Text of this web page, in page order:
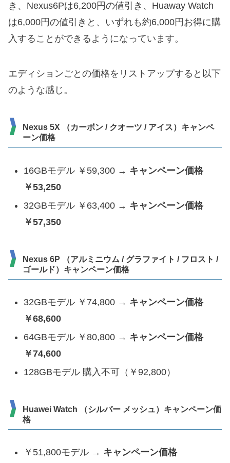
き、Nexus6Pは6,200円の値引き、Huaway Watch
は6,000円の値引きと、いずれも約6,000円お得に購
入することができるようになっています。
エディションごとの価格をリストアップすると以下
のような感じ。
Nexus 5X （カーボン / クオーツ / アイス）キャンペ
ーン価格
16GBモデル ￥59,300 → キャンペーン価格
￥53,250
32GBモデル ￥63,400 → キャンペーン価格
￥57,350
Nexus 6P （アルミニウム / グラファイト / フロスト /
ゴールド）キャンペーン価格
32GBモデル ￥74,800 → キャンペーン価格
￥68,600
64GBモデル ￥80,800 → キャンペーン価格
￥74,600
128GBモデル 購入不可（￥92,800）
Huawei Watch （シルバー メッシュ）キャンペーン価
格
￥51,800モデル → キャンペーン価格